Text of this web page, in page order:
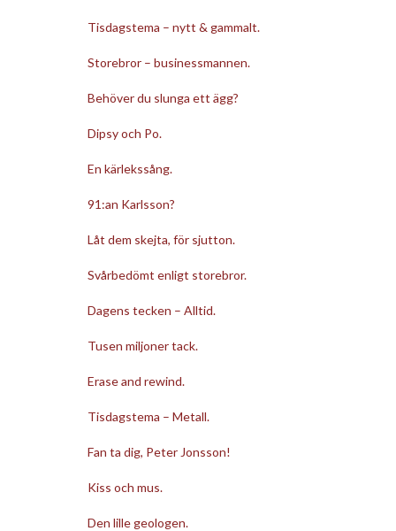
Tisdagstema – nytt & gammalt.
Storebror – businessmannen.
Behöver du slunga ett ägg?
Dipsy och Po.
En kärlekssång.
91:an Karlsson?
Låt dem skejta, för sjutton.
Svårbedömt enligt storebror.
Dagens tecken – Alltid.
Tusen miljoner tack.
Erase and rewind.
Tisdagstema – Metall.
Fan ta dig, Peter Jonsson!
Kiss och mus.
Den lille geologen.